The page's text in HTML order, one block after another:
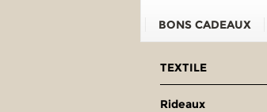
BONS CADEAUX
TEXTILE
Rideaux